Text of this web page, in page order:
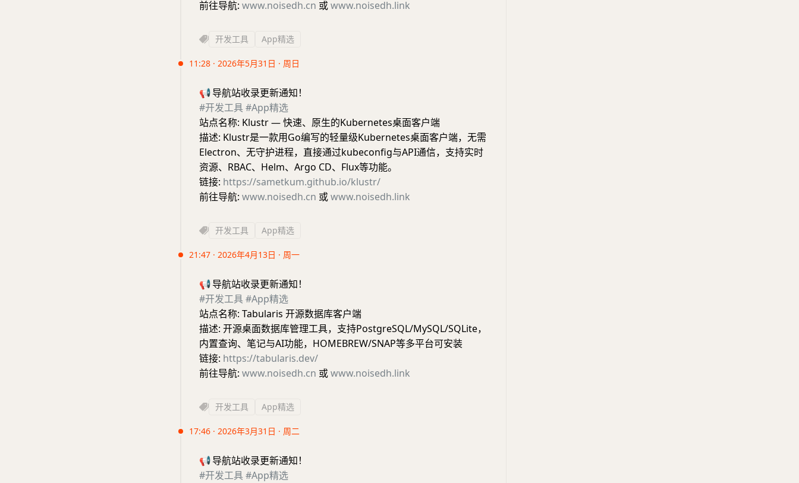
前往导航: www.noisedh.cn 或www.noisedh.link
开发工具 App精选
11:28 · 2026年5月31日 · 周日
📢导航站收录更新通知！
#开发工具#App精选
站点名称: Klustr — 快速、原生的Kubernetes桌面客户端
描述: Klustr是一款用Go编写的轻量级Kubernetes桌面客户端，无需
Electron、无守护进程，直接通过kubeconfig与API通信，支持实时
资源、RBAC、Helm、Argo CD、Flux等功能。
链接: https://sametkum.github.io/klustr/
前往导航: www.noisedh.cn 或www.noisedh.link
开发工具 App精选
21:47 · 2026年4月13日 · 周一
📢导航站收录更新通知！
#开发工具#App精选
站点名称: Tabularis 开源数据库客户端
描述: 开源桌面数据库管理工具，支持PostgreSQL/MySQL/SQLite，
内置查询、笔记与AI功能，HOMEBREW/SNAP等多平台可安装
链接: https://tabularis.dev/
前往导航: www.noisedh.cn 或www.noisedh.link
开发工具 App精选
17:46 · 2026年3月31日 · 周二
📢导航站收录更新通知！
#开发工具#App精选